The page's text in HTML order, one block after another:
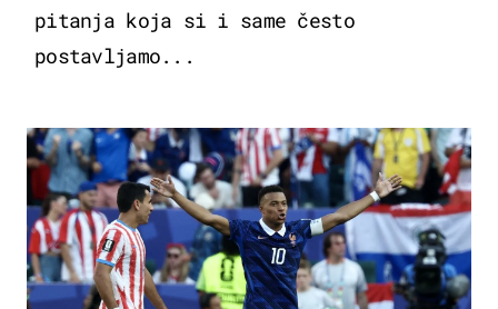
pitanja koja si i same često
postavljamo...
SVJETSKO PRVENSTVO 2026